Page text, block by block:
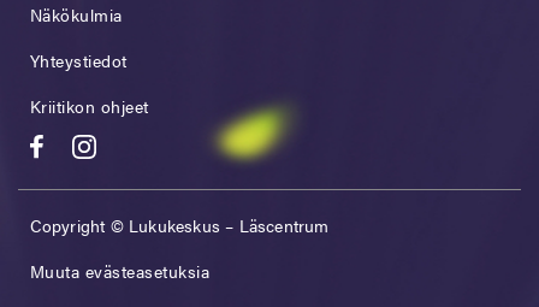
Näkökulmia
Yhteystiedot
Kriitikon ohjeet
Copyright © Lukukeskus – Läscentrum
Muuta evästeasetuksia